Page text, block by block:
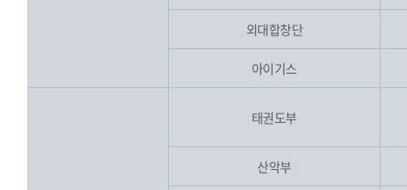
외대합창단
아이기스
태권도부
산악부